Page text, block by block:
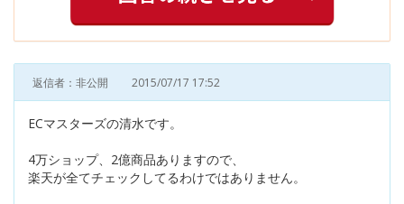
返信者：非公開 2015/07/17 17:52
ECマスターズの清水です。
4万ショップ、2億商品ありますので、
楽天が全てチェックしてるわけではありません。